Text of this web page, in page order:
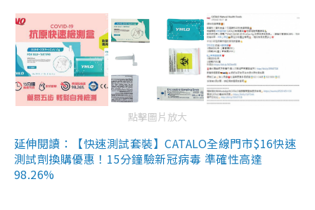
點擊圖片放大
延伸閱讀：【快速測試套裝】CATALO全線門市$16快速
測試劑換購優惠！15分鐘驗新冠病毒 準確性高達
98.26%